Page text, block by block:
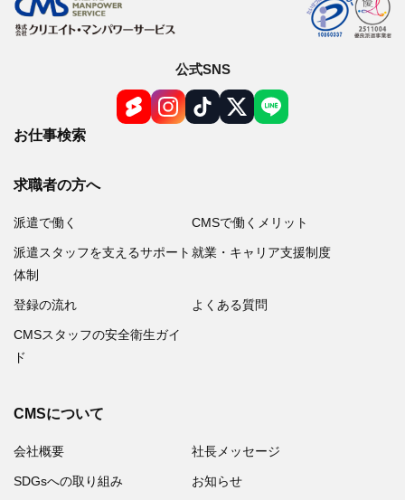
公式SNS
お仕事検索
求職者の方へ
派遣で働く CMSで働くメリット
派遣スタッフを支えるサポート
体制
就業・キャリア支援制度
登録の流れ よくある質問
CMSスタッフの安全衛生ガイ
ド
CMSについて
会社概要 社長メッセージ
SDGsへの取り組み お知らせ